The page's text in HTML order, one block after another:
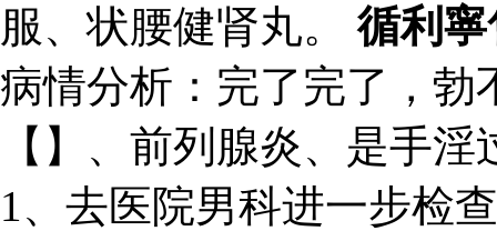
服、状腰健肾丸。循利
病情分析：完了完了，勃
【】、前列腺炎、是手
1、去医院男科进一步检